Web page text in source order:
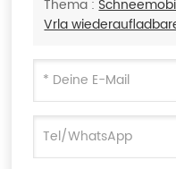
Thema :
Vrla